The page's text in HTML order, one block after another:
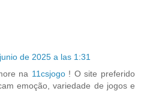
de 2025 a las 1:31
na 11csjogo! O site preferido
emoção, variedade de jogos e